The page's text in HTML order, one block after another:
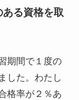
る資格を取
期間で１度の
した。わたし
格率が２％あ